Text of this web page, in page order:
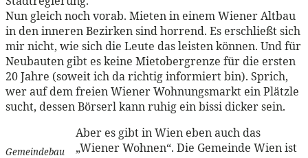
Nun gleich noch vorab. Mieten in einem Wiener Altbau
in den inneren Bezirken sind horrend. Es erschließt sich
mir nicht, wie sich die Leute das leisten können. Und für
Neubauten gibt es keine Mietobergrenze für die ersten
20 Jahre (soweit ich da richtig informiert bin). Sprich,
wer auf dem freien Wiener Wohnungsmarkt ein Plätzle
sucht, dessen Börserl kann ruhig ein bissi dicker sein.
Gemeindebau
Aber es gibt in Wien eben auch das
„Wiener Wohnen“. Die Gemeinde Wien ist